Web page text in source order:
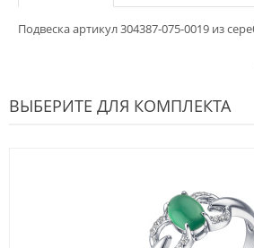
Подвеска артикул 304387-075-0019 из
ВЫБЕРИТЕ ДЛЯ КОМПЛЕКТА